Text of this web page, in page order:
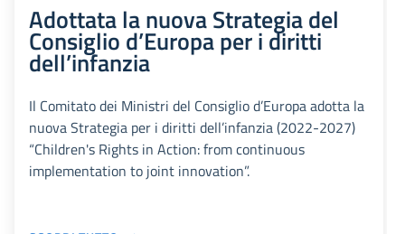
Adottata la nuova Strategia del
Consiglio d’Europa per i diritti
dell’infanzia
Il Comitato dei Ministri del Consiglio d’Europa adotta la
nuova Strategia per i diritti dell’infanzia (2022-2027)
“Children's Rights in Action: from continuous
implementation to joint innovation”.